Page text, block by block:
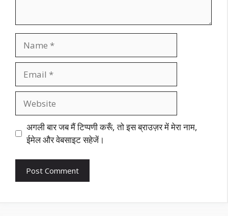
अगली बार जब मैं टिप्पणी करूँ, तो इस ब्राउज़र में मेरा नाम,
ईमेल और वेबसाइट सहेजें।